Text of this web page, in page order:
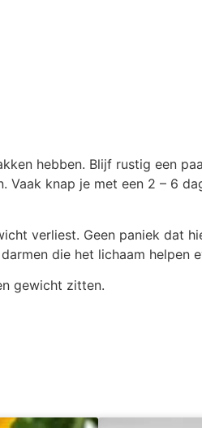
hebben. Blijf rustig een
knap je met een 2 – 6
verliest. Geen paniek dat
die het lichaam helpen
gewicht zitten.